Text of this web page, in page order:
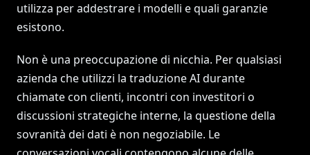
utilizza per addestrare i modelli e quali garanzie
esistono.
Non è una preoccupazione di nicchia. Per qualsiasi
azienda che utilizzi la traduzione AI durante
chiamate con clienti, incontri con investitori o
discussioni strategiche interne, la questione della
sovranità dei dati è non negoziabile. Le